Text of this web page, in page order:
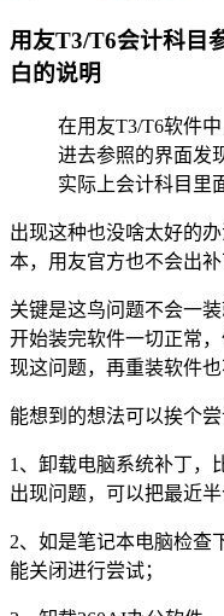
用友T3/T6会计科目
白的说明
在用友T3/T6软件
进去参照的界面发
实际上会计科目里
出现这种也没啥太好的
本，用友官方也不会出
关键是这鸟问题不会一
开始装完软件一切正常
现这问题，再重装软件也
能想到的想法可以挨个
1、卸载电脑系统补丁，
出现问题，可以把最近
2、如是笔记本电脑检查
能关闭进行尝试；